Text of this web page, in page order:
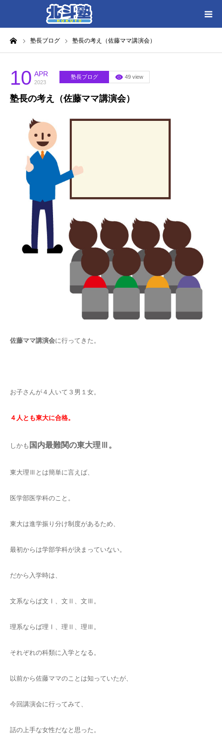
塾長ブログ 塾長の考え（佐藤ママ講演会）
10 APR
2023
塾長ブログ 49 view
塾長の考え（佐藤ママ講演会）
佐藤ママ講演会に行ってきた。
お子さんが４人いて３男１女。
４人とも東大に合格。
しかも 国内最難関の東大理Ⅲ。
東大理Ⅲとは簡単に言えば、
医学部医学科のこと。
東大は進学振り分け制度があるため、
最初からは学部学科が決まっていない。
だから入学時は、
文系ならば文Ⅰ、文Ⅱ、文Ⅲ。
理系ならば理Ⅰ、理Ⅱ、理Ⅲ。
それぞれの科類に入学となる。
以前から佐藤ママのことは知っていたが、
今回講演会に行ってみて、
話の上手な女性だなと思った。
HOME
各教室別に記事を見る
北斗塾／教室一覧
お問い合わせ